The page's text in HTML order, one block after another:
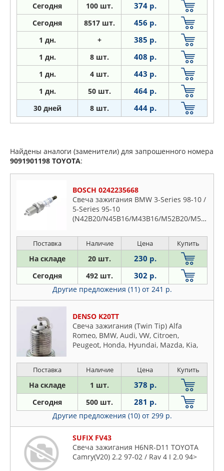
Сегодня 100 шт. 374 р.
Сегодня 8517 шт. 456 р.
1 дн. + 385 р.
1 дн. 8 шт. 408 р.
1 дн. 4 шт. 443 р.
1 дн. 50 шт. 464 р.
30 дней 8 шт. 444 р.
Найдены аналоги (заменители) для запрошенного номера
9091901198 TOYOTA:
BOSCH 0242235668
Свеча зажигания BMW 3-Series 98-10 /
5-Series 95-10
(N42B20/N45B16/M43B16/M52B20/M54B30/N62B44A)
Поставка Наличие Цена Купить
На складе 20 шт. 230 р.
Сегодня 492 шт. 302 р.
Другие предложения (11) от 241 р.
DENSO K20TT
Свеча зажигания (Twin Tip) Alfa
Romeo, BMW, Audi, VW, Citroen,
Peugeot, Honda, Hyundai, Mazda, Kia,
Subaru, Toyota, Opel, Fiat, Ford, Rover,
Saab, Suzuki, Volvo
Поставка Наличие Цена Купить
На складе 1 шт. 378 р.
Сегодня 500 шт. 281 р.
Другие предложения (10) от 299 р.
SUFIX FV43
Свеча зажигания H6NR-D11 TOYOTA
Camry(V20) 2.2 97-02 / Rav 4 I 2.0 94>